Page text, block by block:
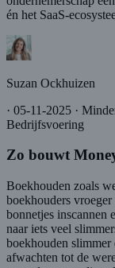
én het SaaS-
Suzan Ockhuizen
· 05-11-2025 ·
Bedrijfsvoering
Zo bouwt
Boekhouden zoals
boekhouders
bonnetjes inscannen
naar iets veel
boekhouden
afwachten tot de